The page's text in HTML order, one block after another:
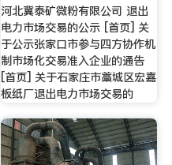
河北冀泰矿微粉有限公司 退出
电力市场交易的公示 [首页] 关
于公示张家口市参与四方协作机
制市场化交易准入企业的通告
[首页] 关于石家庄市藁城区宏嘉
板纸厂退出电力市场交易的